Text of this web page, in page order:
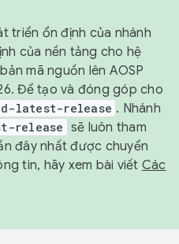
triển ổn định của nhánh
của nền tảng cho hệ
mã nguồn lên AOSP
Để tạo và đóng góp cho
latest-release . Nhánh
release sẽ luôn tham
đây nhất được chuyển
tin, hãy xem bài viết Các